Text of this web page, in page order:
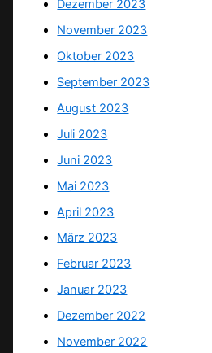
Dezember 2023
November 2023
Oktober 2023
September 2023
August 2023
Juli 2023
Juni 2023
Mai 2023
April 2023
März 2023
Februar 2023
Januar 2023
Dezember 2022
November 2022